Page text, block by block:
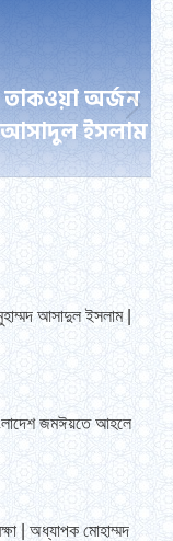
অর্জন
আসাদুল ইসলাম
আসাদুল ইসলাম |
জমঈয়তে আহলে
| অধ্যাপক মোহাম্মদ